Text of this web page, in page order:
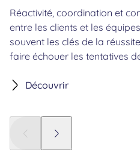
Réactivité, coordination et
entre les clients et les
souvent les clés de la
faire échouer les tentatives
Découvrir
Panneau précédent
Panneau suivant